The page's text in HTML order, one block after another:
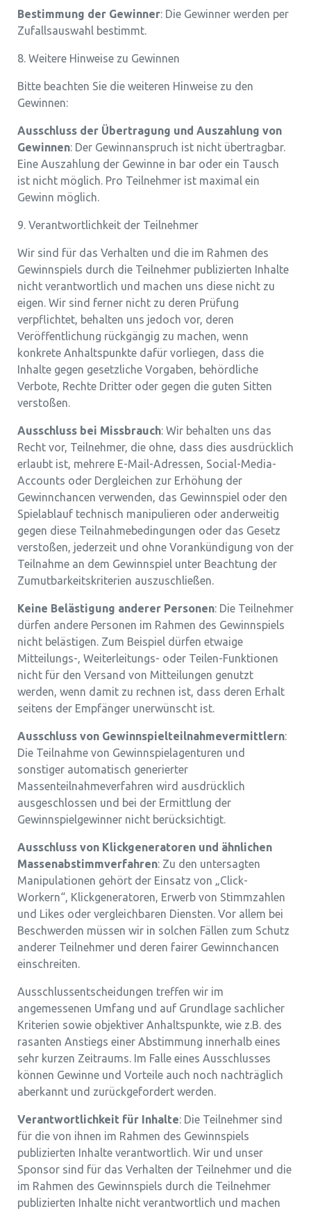
Bestimmung der Gewinner: Die Gewinner werden per
Zufallsauswahl bestimmt.
8. Weitere Hinweise zu Gewinnen
Bitte beachten Sie die weiteren Hinweise zu den
Gewinnen:
Ausschluss der Übertragung und Auszahlung von
Gewinnen: Der Gewinnanspruch ist nicht übertragbar.
Eine Auszahlung der Gewinne in bar oder ein Tausch
ist nicht möglich. Pro Teilnehmer ist maximal ein
Gewinn möglich.
9. Verantwortlichkeit der Teilnehmer
Wir sind für das Verhalten und die im Rahmen des
Gewinnspiels durch die Teilnehmer publizierten Inhalte
nicht verantwortlich und machen uns diese nicht zu
eigen. Wir sind ferner nicht zu deren Prüfung
verpflichtet, behalten uns jedoch vor, deren
Veröffentlichung rückgängig zu machen, wenn
konkrete Anhaltspunkte dafür vorliegen, dass die
Inhalte gegen gesetzliche Vorgaben, behördliche
Verbote, Rechte Dritter oder gegen die guten Sitten
verstoßen.
Ausschluss bei Missbrauch: Wir behalten uns das
Recht vor, Teilnehmer, die ohne, dass dies ausdrücklich
erlaubt ist, mehrere E-Mail-Adressen, Social-Media-
Accounts oder Dergleichen zur Erhöhung der
Gewinnchancen verwenden, das Gewinnspiel oder den
Spielablauf technisch manipulieren oder anderweitig
gegen diese Teilnahmebedingungen oder das Gesetz
verstoßen, jederzeit und ohne Vorankündigung von der
Teilnahme an dem Gewinnspiel unter Beachtung der
Zumutbarkeitskriterien auszuschließen.
Keine Belästigung anderer Personen: Die Teilnehmer
dürfen andere Personen im Rahmen des Gewinnspiels
nicht belästigen. Zum Beispiel dürfen etwaige
Mitteilungs-, Weiterleitungs- oder Teilen-Funktionen
nicht für den Versand von Mitteilungen genutzt
werden, wenn damit zu rechnen ist, dass deren Erhalt
seitens der Empfänger unerwünscht ist.
Ausschluss von Gewinnspielteilnahmevermittlern:
Die Teilnahme von Gewinnspielagenturen und
sonstiger automatisch generierter
Massenteilnahmeverfahren wird ausdrücklich
ausgeschlossen und bei der Ermittlung der
Gewinnspielgewinner nicht berücksichtigt.
Ausschluss von Klickgeneratoren und ähnlichen
Massenabstimmverfahren: Zu den untersagten
Manipulationen gehört der Einsatz von „Click-
Workern“, Klickgeneratoren, Erwerb von Stimmzahlen
und Likes oder vergleichbaren Diensten. Vor allem bei
Beschwerden müssen wir in solchen Fällen zum Schutz
anderer Teilnehmer und deren fairer Gewinnchancen
einschreiten.
Ausschlussentscheidungen treffen wir im
angemessenen Umfang und auf Grundlage sachlicher
Kriterien sowie objektiver Anhaltspunkte, wie z.B. des
rasanten Anstiegs einer Abstimmung innerhalb eines
sehr kurzen Zeitraums. Im Falle eines Ausschlusses
können Gewinne und Vorteile auch noch nachträglich
aberkannt und zurückgefordert werden.
Verantwortlichkeit für Inhalte: Die Teilnehmer sind
für die von ihnen im Rahmen des Gewinnspiels
publizierten Inhalte verantwortlich. Wir und unser
Sponsor sind für das Verhalten der Teilnehmer und die
im Rahmen des Gewinnspiels durch die Teilnehmer
publizierten Inhalte nicht verantwortlich und machen